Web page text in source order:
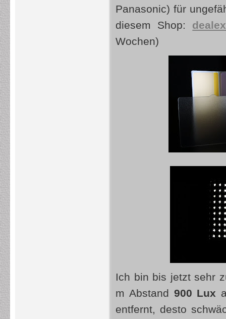
Panasonic) für
diesem Shop:
Wochen)
Ich bin bis jetzt sehr
m Abstand 900 Lux
entfernt, desto